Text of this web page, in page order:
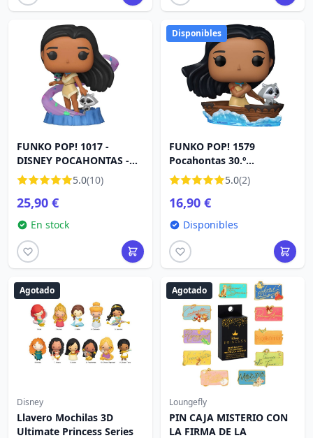
FUNKO POP! 1017 -
DISNEY POCAHONTAS -
ULTIMATE PRINCESA
POCAHONTAS
5.0(10)
25,90 €
En stock
Disponibles
FUNKO POP! 1579
Pocahontas 30.º
aniversario - Disney
5.0(2)
16,90 €
Disponibles
Agotado
Disney
Llavero Mochilas 3D
Ultimate Princess Series
Agotado
Loungefly
PIN CAJA MISTERIO CON
LA FIRMA DE LA